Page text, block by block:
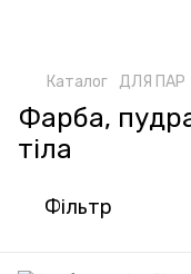
Каталог ДЛЯ ПАР
Фарба,
тіла
Фільтр